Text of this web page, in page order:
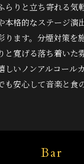
らりと立ち寄れる気
本格的なステージ演
ります。分煙対策を
と寛げる落ち着いた
しいノンアルコール
も安心して音楽と食
Bar